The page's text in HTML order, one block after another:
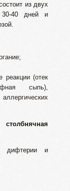
из двух
40 дней и
реакции (отек
сыпь),
дифтерии и